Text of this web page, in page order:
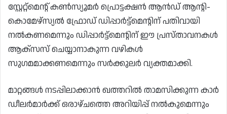
സ്റ്റേറ്റ്‌മെന്റ് കൺസ്യൂമർ പ്രൊട്ടക്ഷൻ ആൻഡ് ആന്റി-
കൊമേഴ്‌സ്യൽ ഫ്രോഡ് ഡിപ്പാർട്ട്‌മെന്റിന് പതിവായി
നൽകണമെന്നും ഡിപ്പാർട്ട്‌മെന്റിന് ഈ പ്രസ്താവനകൾ
ആക്‌സസ് ചെയ്യാനാകുന്ന വഴികൾ
സുഗമമാക്കണമെന്നും സർക്കുലർ വ്യക്തമാക്കി.
മാറ്റങ്ങൾ നടപ്പിലാക്കാൻ ഖത്തറിൽ താമസിക്കുന്ന കാർ
ഡീലർമാർക്ക് ഒരാഴ്ചത്തെ അറിയിപ്പ് നൽകുമെന്നും